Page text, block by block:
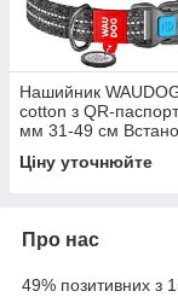
Нашийник
cotton з QR-
мм 31-49 см
Ціну уточнюйте
Про нас
49% позитивних з